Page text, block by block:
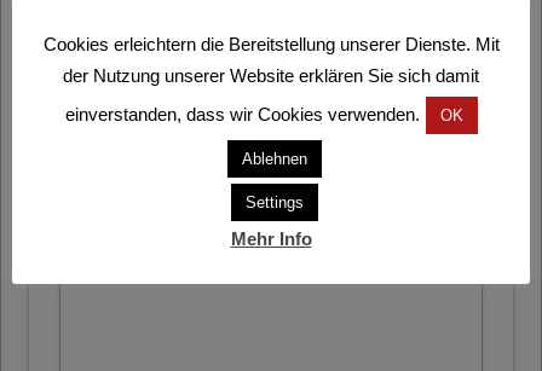
Cookies erleichtern die Bereitstellung unserer Dienste. Mit
der Nutzung unserer Website erklären Sie sich damit
einverstanden, dass wir Cookies verwenden.
OK
Ablehnen
Settings
Mehr Info